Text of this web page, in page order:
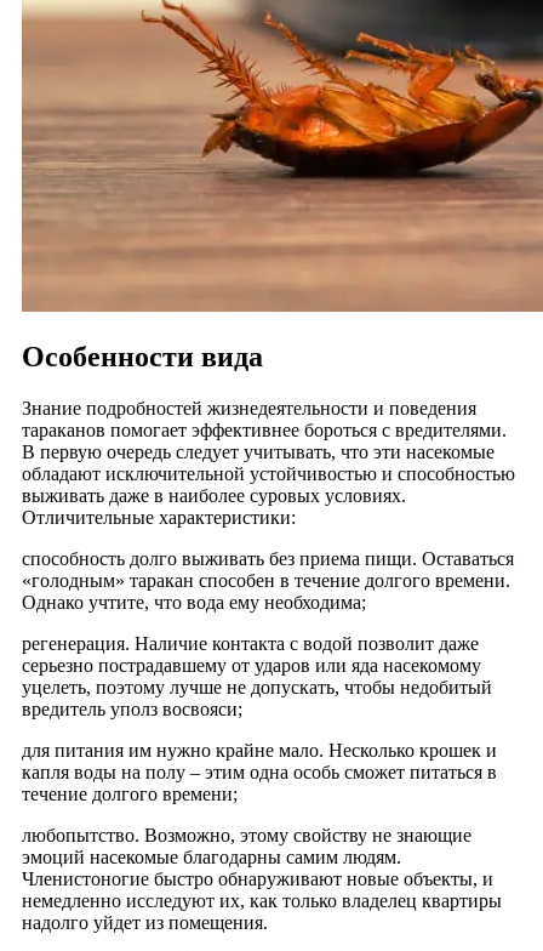
Особенности вида
Знание подробностей жизнедеятельности и поведения
тараканов помогает эффективнее бороться с вредителями.
В первую очередь следует учитывать, что эти насекомые
обладают исключительной устойчивостью и способностью
выживать даже в наиболее суровых условиях.
Отличительные характеристики:
способность долго выживать без приема пищи. Оставаться
«голодным» таракан способен в течение долгого времени.
Однако учтите, что вода ему необходима;
регенерация. Наличие контакта с водой позволит даже
серьезно пострадавшему от ударов или яда насекомому
уцелеть, поэтому лучше не допускать, чтобы недобитый
вредитель уполз восвояси;
для питания им нужно крайне мало. Несколько крошек и
капля воды на полу – этим одна особь сможет питаться в
течение долгого времени;
любопытство. Возможно, этому свойству не знающие
эмоций насекомые благодарны самим людям.
Членистоногие быстро обнаруживают новые объекты, и
немедленно исследуют их, как только владелец квартиры
надолго уйдет из помещения.